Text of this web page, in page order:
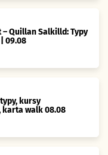
– Quillan Salkilld: Typy
09.08
kursy
walk 08.08